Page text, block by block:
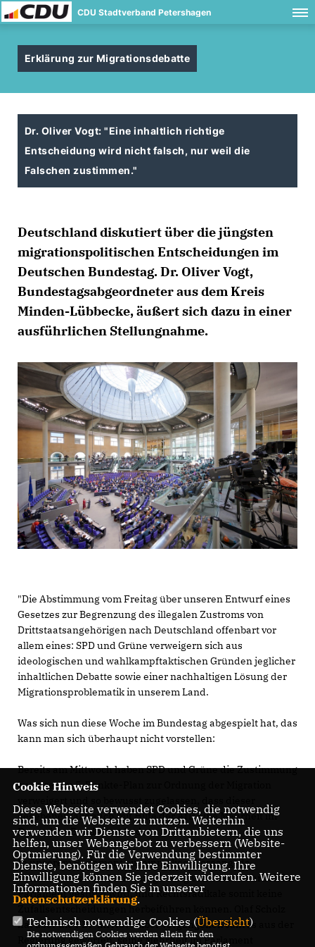
CDU Stadtverband Petershagen
Erklärung zur Migrationsdebatte
Dr. Oliver Vogt: "Eine inhaltlich richtige
Entscheidung wird nicht falsch, nur weil die
Falschen zustimmen."
Deutschland diskutiert über die jüngsten
migrationspolitischen Entscheidungen im
Deutschen Bundestag. Dr. Oliver Vogt,
Bundestagsabgeordneter aus dem Kreis
Minden-Lübbecke, äußert sich dazu in einer
ausführlichen Stellungnahme.
"Die Abstimmung vom Freitag über unseren Entwurf eines
Gesetzes zur Begrenzung des illegalen Zustroms von
Drittstaatsangehörigen nach Deutschland offenbart vor
allem eines: SPD und Grüne verweigern sich aus
ideologischen und wahlkampftaktischen Gründen jeglicher
inhaltlichen Debatte sowie einer nachhaltigen Lösung der
Migrationsproblematik in unserem Land.
Was sich nun diese Woche im Bundestag abgespielt hat, das
kann man sich überhaupt nicht vorstellen:
Bereits am Mittwoch haben SPD und Grüne die Zustimmung
zu unserem 5-Punkte-Plan zur Ordnung der Migration
gegebenenfalls auch mit Hilfe der AfD eine Mehrheit im
Deutschen Bundestag findet.
In unserem Parlament ein einmaliger Vorgang, da
normalerweise die Bundesregierung von einer Mehrheit im
Parlament gestützt wird, und Rechtsradikale somit keine
Zufallsentscheidungen herbeiführen können. Olaf Scholz
hat aber die FDP im November vergangenen Jahres aus der
Regierung geworfen, seine Mehrheit im Parlament
Cookie Hinweis
Diese Webseite verwendet Cookies, die notwendig
sind, um die Webseite zu nutzen. Weiterhin
verwenden wir Dienste von Drittanbietern, die uns
helfen, unser Webangebot zu verbessern (Website-
Optmierung). Für die Verwendung bestimmter
Dienste, benötigen wir Ihre Einwilligung. Ihre
Einwilligung können Sie jederzeit widerrufen. Weitere
Informationen finden Sie in unserer
Datenschutzerklärung.
Technisch notwendige Cookies (Übersicht)
Die notwendigen Cookies werden allein für den